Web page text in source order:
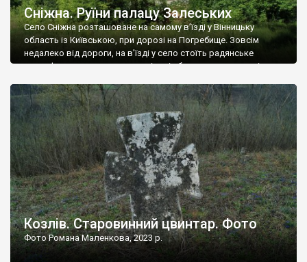
Сніжна. Руїни палацу Залеських
Село Сніжна розташоване на самому в’їзді у Вінницьку
область із Київською, при дорозі на Погребище. Зовсім
недалеко від дороги, на в’їзді у село стоїть радянське
рельєфне пано, яке показує жінку і яблуню, а трохи далі, десь
не видно, але видно дві стареньких колії у траві – […]
Козлів. Старовинний цвинтар. Фото
Фото Романа Маленкова, 2023 р.